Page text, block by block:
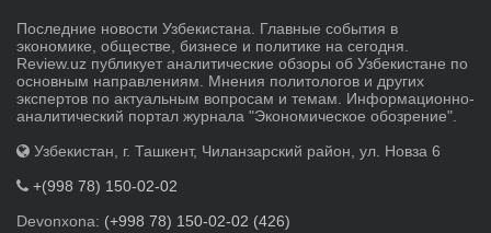
Последние новости Узбекистана. Главные события в
экономике, обществе, бизнесе и политике на сегодня.
Review.uz публикует аналитические обзоры об Узбекистане по
основным направлениям. Мнения политологов и других
экспертов по актуальным вопросам и темам. Информационно-
аналитический портал журнала "Экономическое обозрение".
Узбекистан, г. Ташкент, Чиланзарский район, ул. Новза 6
+(998 78) 150-02-02
Devonxona: (+998 78) 150-02-02 (426)